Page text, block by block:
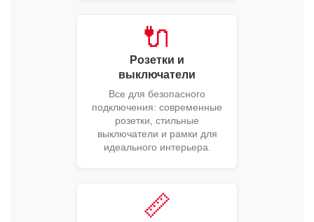
🔌
Розетки и
выключатели
Все для безопасного
подключения: современные
розетки, стильные
выключатели и рамки для
идеального интерьера.
📏